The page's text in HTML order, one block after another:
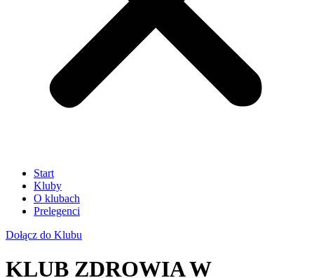
Start
Kluby
O klubach
Prelegenci
Dołącz do Klubu
KLUB ZDROWIA W